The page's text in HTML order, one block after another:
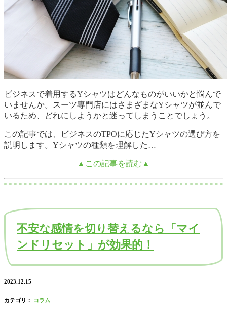
ビジネスで着用するYシャツはどんなものがいいかと悩んで
いませんか。スーツ専門店にはさまざまなYシャツが並んで
いるため、どれにしようかと迷ってしまうことでしょう。
この記事では、ビジネスのTPOに応じたYシャツの選び方を
説明します。Yシャツの種類を理解した…
▲この記事を読む▲
不安な感情を切り替えるなら「マイ
ンドリセット」が効果的！
2023.12.15
カテゴリ： コラム